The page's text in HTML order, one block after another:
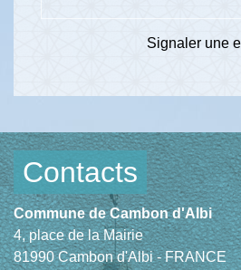
Signaler une
Contacts
Commune de Cambon d'Albi
4, place de la Mairie
81990 Cambon d'Albi - FRANCE